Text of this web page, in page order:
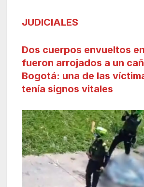
JUDICIALES
Dos cuerpos envueltos
fueron arrojados a un
Bogotá: una de las
tenía signos vitales